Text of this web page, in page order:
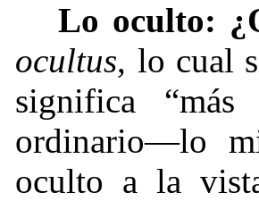
Lo oculto:
ocultus, lo cual
significa
ordinario—lo
oculto a la